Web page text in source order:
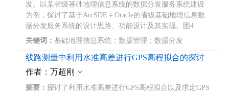
发。以某省级基础地理信息系统的数据分发服务系统建设
为例，探讨了基于ArcSDE＋Oracle的省级基础地理信息数
据分发服务系统的设计思路、功能设计及其实现。图4
关键词： 基础地理信息系统；数据管理；数据分发
线路测量中利用水准高差进行GPS高程拟合的探讨
作者：万超刚
摘要： 探讨了利用水准高差进行GPS高程拟合以及求定GPS